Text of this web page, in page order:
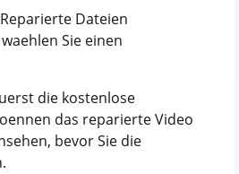
Dateien
Sie einen
die kostenlose
das reparierte Video
bevor Sie die